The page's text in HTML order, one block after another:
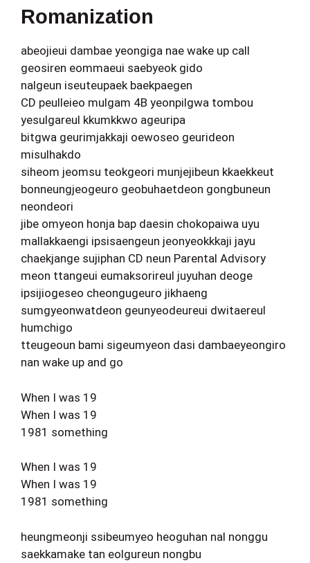
Romanization
abeojieui dambae yeongiga nae wake up call
geosiren eommaeui saebyeok gido
nalgeun iseuteupaek baekpaegen
CD peulleieo mulgam 4B yeonpilgwa tombou
yesulgareul kkumkkwo ageuripa
bitgwa geurimjakkaji oewoseo geurideon
misulhakdo
siheom jeomsu teokgeori munjejibeun kkaekkeut
bonneungjeogeuro geobuhaetdeon gongbuneun
neondeori
jibe omyeon honja bap daesin chokopaiwa uyu
mallakkaengi ipsisaengeun jeonyeokkkaji jayu
chaekjange sujiphan CD neun Parental Advisory
meon ttangeui eumaksorireul juyuhan deoge
ipsijiogeseo cheongugeuro jikhaeng
sumgyeonwatdeon geunyeodeureui dwitaereul
humchigo
tteugeoun bami sigeumyeon dasi dambaeyeongiro
nan wake up and go
When I was 19
When I was 19
1981 something
When I was 19
When I was 19
1981 something
heungmeonji ssibeumyeo heoguhan nal nonggu
saekkamake tan eolgureun nongbu